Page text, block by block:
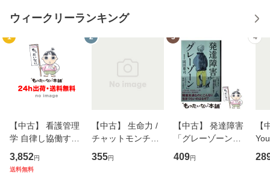
ウィークリーランキング
1
【中古】 看護管理
学 自律し協働する
専門職の看護マネ
ジメントスキル 改
3,852円
送料無料
2
【中古】 生命力 /
チャットモンチー /
キューンレコード
[CD]【メール便送
355円
3
【中古】 発達障害
「グレーゾーン」
その正しい理解と
克服法 (SB新書 57
409円
4
【
のが